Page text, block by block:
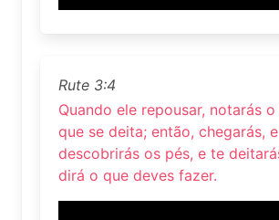
Rute 3:4
Quando ele repousar, notarás
que se deita; então, chegarás,
descobrirás os pés, e te
dirá o que deves fazer.